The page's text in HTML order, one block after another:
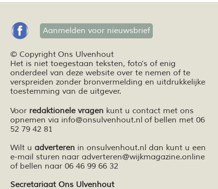
Aanmelden voor nieuwsbrief
© Copyright Ons Ulvenhout
Het is niet toegestaan teksten, foto’s of enig
onderdeel van deze website over te nemen of te
verspreiden zonder bronvermelding en uitdrukkelijke
toestemming van de uitgever.
Voor redaktionele vragen kunt u contact met ons
opnemen via info@onsulvenhout.nl of bellen met 06
52 79 42 81
Wilt u adverteren in onsulvenhout.nl dan kunt u een
e-mail sturen naar adverteren@wijkmagazine.online
of bellen naar 06 46 99 66 32
Secretariaat Ons Ulvenhout